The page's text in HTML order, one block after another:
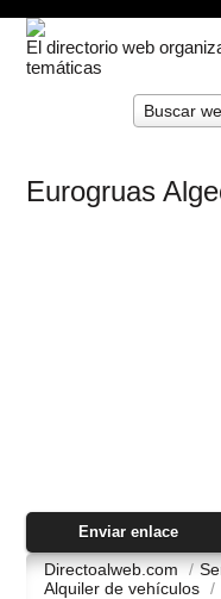
El directorio web
temáticas
Buscar
Eurogruas
Enviar enlace
Directoalweb.com /
Alquiler de vehí­culos /